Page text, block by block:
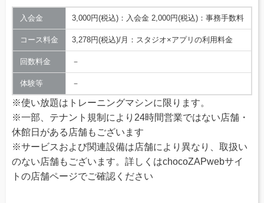
入会金 3,000円(税込)：入会金 2,000円(税込)：事務手数料
コース料金 3,278円(税込)/月：スタジオ×アプリの利用料金
回数料金 －
体験等 －
※使い放題はトレーニングマシンに限ります。
※一部、テナント規制により24時間営業ではない店舗・
休館日がある店舗もございます
※サービスおよび関連設備は店舗により異なり、取扱い
のない店舗もございます。詳しくはchocoZAPwebサイ
トの店舗ページでご確認ください